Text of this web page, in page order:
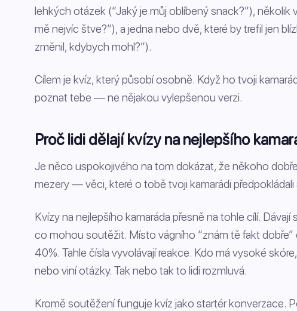
lehkých otázek (“Jaký je můj oblíbený snack?”),
mě nejvíc štve?”), a jedna nebo dvě, které by trefil jen
změnil, kdybych mohl?”).
Cílem je kvíz, který působí osobně. Když ho tvoji
poznat tebe — ne nějakou vylepšenou verzi.
Proč lidi dělají kvízy na nejlepšího
Je něco uspokojivého na tom dokázat, že někoho
mezery — věci, které o tobě tvoji kamarádi předpokládali
Kvízy na nejlepšího kamaráda přesně na tohle cílí.
co mohou soutěžit. Místo vágního “znám tě fakt
40%. Tahle čísla vyvolávají reakce. Kdo má vysoké
nebo viní otázky. Tak nebo tak to lidi rozmluvá.
Kromě soutěžení funguje kvíz jako startér konverzace.